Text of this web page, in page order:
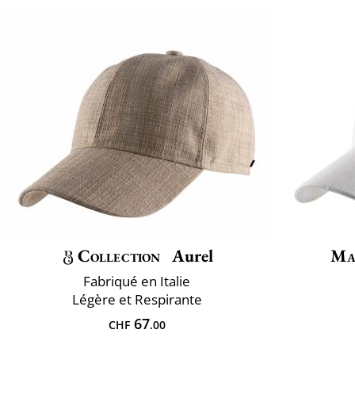
Collection Aurel
Fabriqué en Italie
Légère et Respirante
CHF67.00